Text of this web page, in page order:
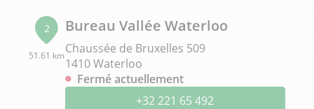
2
51.61 km
Bureau Vallée Waterloo
Chaussée de Bruxelles 509
1410 Waterloo
Fermé actuellement
+32 221 65 492